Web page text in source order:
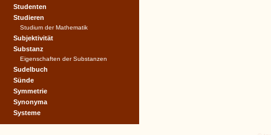
Studenten
Studieren
Studium der Mathematik
Subjektivität
Substanz
Eigenschaften der Substanzen
Sudelbuch
Sünde
Symmetrie
Synonyma
Systeme